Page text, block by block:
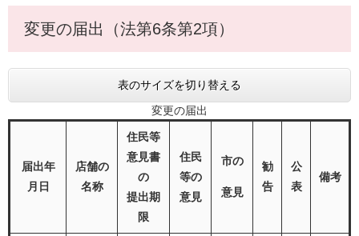
変更の届出（法第6条第2項）
表のサイズを切り替える
変更の届出
届出年
月日
店舗の
名称
住民等
意見書
の
提出期
限
住民
等の
意見
市の
意見
勧
告
公
表
備考